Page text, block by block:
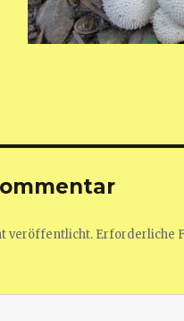
veröffentlicht. Erforderliche